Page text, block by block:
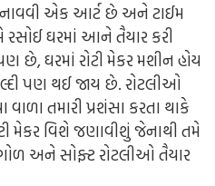
એક આર્ટ છે અને ટાઈમ
રસોઈ ઘરમાં આને તૈયાર કરી
છે, ઘરમાં રોટી મેકર મશીન હોય
પણ થઈ જાય છે. રોટલીઓ
તમારી પ્રશંસા કરતા થાકે
વિશે જણાવીશું જેનાથી તમે
અને સોફ્ટ રોટલીઓ તૈયાર